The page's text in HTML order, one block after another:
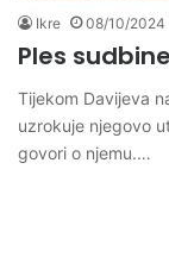
Ikre 08/10/2024
Ples
Tijekom Davijeva
uzrokuje njegovo
govori o njemu.…